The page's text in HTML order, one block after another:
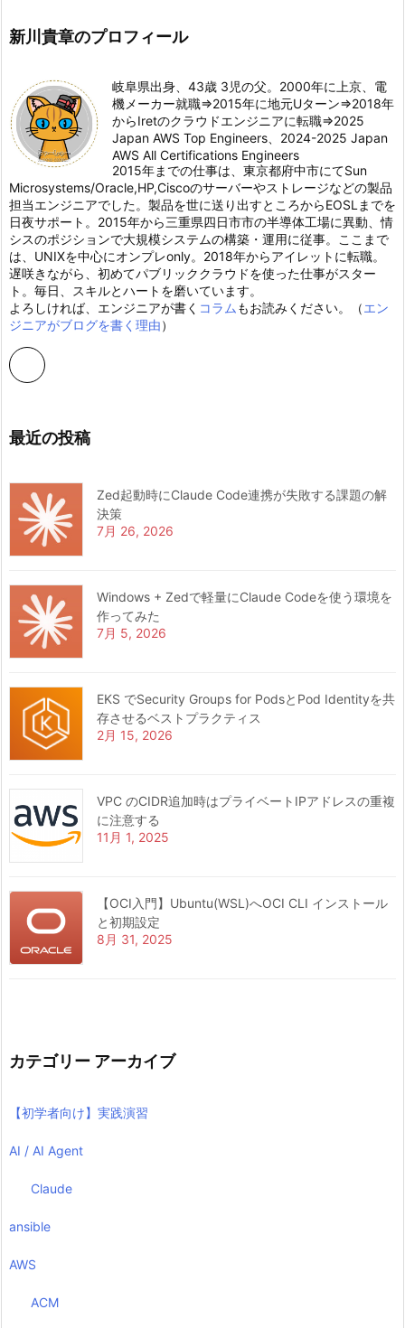
新川貴章のプロフィール
岐阜県出身、43歳 3児の父。2000年に上京、電
機メーカー就職⇒2015年に地元Uターン⇒2018年
からIretのクラウドエンジニアに転職⇒2025
Japan AWS Top Engineers、2024-2025 Japan
AWS All Certifications Engineers
2015年までの仕事は、東京都府中市にてSun
Microsystems/Oracle,HP,Ciscoのサーバーやストレージなどの製品
担当エンジニアでした。製品を世に送り出すところからEOSLまでを
日夜サポート。2015年から三重県四日市市の半導体工場に異動、情
シスのポジションで大規模システムの構築・運用に従事。ここまで
は、UNIXを中心にオンプレonly。2018年からアイレットに転職。
遅咲きながら、初めてパブリッククラウドを使った仕事がスター
ト。毎日、スキルとハートを磨いています。
よろしければ、エンジニアが書く コラム もお読みください。（エン
ジニアがブログを書く理由）
最近の投稿
Zed起動時にClaude Code連携が失敗する課題の解
決策
7月 26, 2026
Windows + Zedで軽量にClaude Codeを使う環境を
作ってみた
7月 5, 2026
EKS でSecurity Groups for PodsとPod Identityを共
存させるベストプラクティス
2月 15, 2026
VPC のCIDR追加時はプライベートIPアドレスの重複
に注意する
11月 1, 2025
【OCI入門】Ubuntu(WSL)へOCI CLI インストール
と初期設定
8月 31, 2025
カテゴリー アーカイブ
【初学者向け】実践演習
AI / AI Agent
Claude
ansible
AWS
ACM